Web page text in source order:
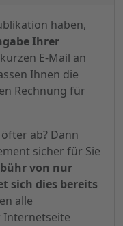
haben,
Ihrer
E-Mail an
Ihnen die
Rechnung für
ab? Dann
sicher für Sie
von nur
sich dies bereits
alle